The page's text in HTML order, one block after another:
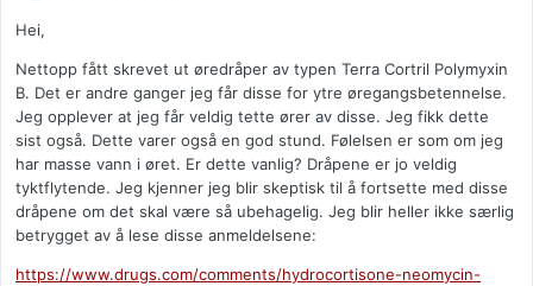
Hei,
Nettopp fått skrevet ut øredråper av typen Terra Cortril Polymyxin
B. Det er andre ganger jeg får disse for ytre øregangsbetennelse.
Jeg opplever at jeg får veldig tette ører av disse. Jeg fikk dette
sist også. Dette varer også en god stund. Følelsen er som om jeg
har masse vann i øret. Er dette vanlig? Dråpene er jo veldig
tyktflytende. Jeg kjenner jeg blir skeptisk til å fortsette med disse
dråpene om det skal være så ubehagelig. Jeg blir heller ikke særlig
betrygget av å lese disse anmeldelsene:
https://www.drugs.com/comments/hydrocortisone-neomycin-